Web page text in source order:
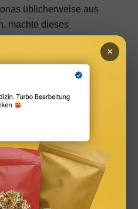
üblicherweise aus
machte dieses
3 Millionen USD wurde
Daytona aus 18K
5.900.000 USD
×